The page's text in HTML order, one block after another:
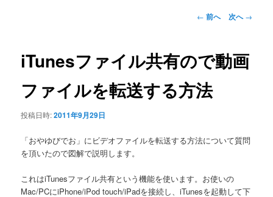
投
ビ
ゲ
シ
← 前へ 次へ→
iTunesファイル共有ので動画
ファイルを転送する方法
投稿日時:2011年9月29日
「おやゆびでお」にビデオファイルを転送する方法について質問
を頂いたので図解で説明します。
これはiTunesファイル共有という機能を使います。お使いの
Mac/PCにiPhone/iPod touch/iPadを接続し、iTunesを起動して下